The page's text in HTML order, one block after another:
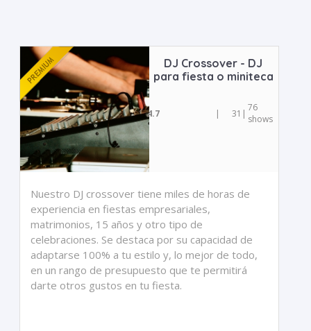
DJ Crossover - DJ
para fiesta o miniteca
4.7 | 31 | 76
shows
Nuestro DJ crossover tiene miles de horas de
experiencia en fiestas empresariales,
matrimonios, 15 años y otro tipo de
celebraciones. Se destaca por su capacidad de
adaptarse 100% a tu estilo y, lo mejor de todo,
en un rango de presupuesto que te permitirá
darte otros gustos en tu fiesta.